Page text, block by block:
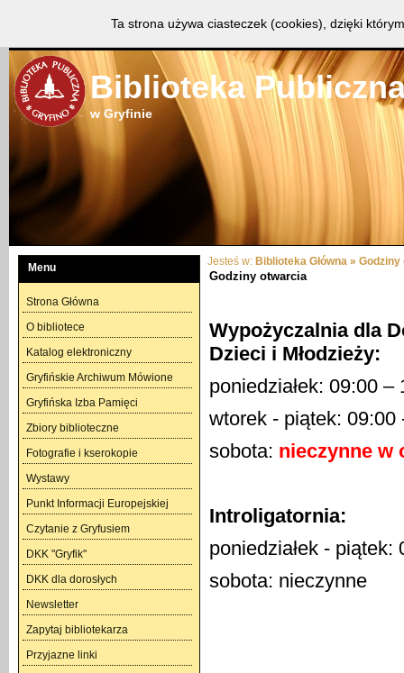
Biblioteka Główna Oddział Dziecięcy Górny Taras
Biblioteka
w Gryfinie
Menu
Strona Główna
O bibliotece
Katalog elektroniczny
Gryfińskie Archiwum Mówione
Gryfińska Izba Pamięci
Zbiory biblioteczne
Fotografie i kserokopie
Wystawy
Punkt Informacji Europejskiej
Czytanie z Gryfusiem
DKK "Gryfik"
DKK dla dorosłych
Newsletter
Zapytaj bibliotekarza
Przyjazne linki
Jesteś w: Biblioteka Główna » Godziny
Godziny otwarcia
Wypożyczalnia dla
Dzieci i Młodzieży:
poniedziałek: 09:00 –
wtorek - piątek: 09:00
sobota: nieczynne w
Introligatornia:
poniedziałek -
sobota: nieczynne
Ta strona używa ciasteczek (cookies), dzięki